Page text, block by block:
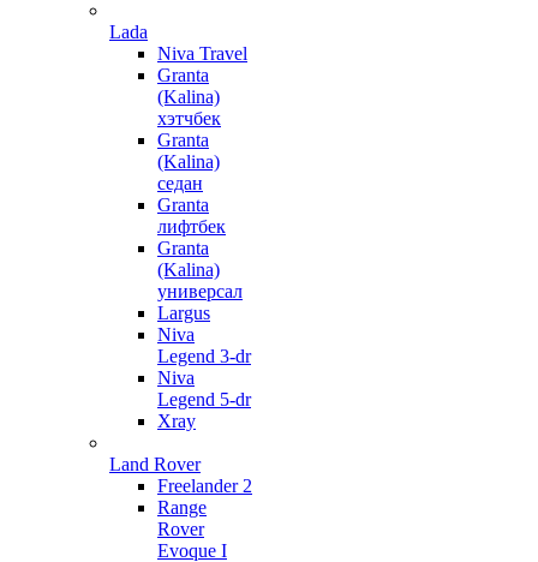
Lada
Niva Travel
Granta
(Kalina)
хэтчбек
Granta
(Kalina)
седан
Granta
лифтбек
Granta
(Kalina)
универсал
Largus
Niva
Legend 3-dr
Niva
Legend 5-dr
Xray
Land Rover
Freelander 2
Range
Rover
Evoque I